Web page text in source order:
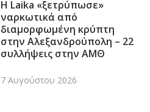
Η Laika «ξετρύπωσε»
ναρκωτικά από
διαμορφωμένη κρύπτη
στην Αλεξανδρούπολη – 22
συλλήψεις στην ΑΜΘ
7 Αυγούστου 2026